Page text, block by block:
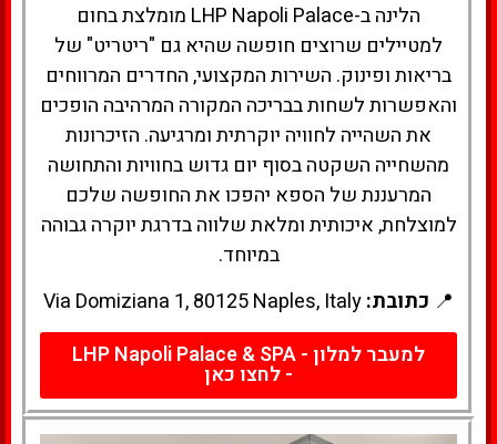
הלינה ב-LHP Napoli Palace מומלצת בחום
למטיילים שרוצים חופשה שהיא גם "ריטריט" של
בריאות ופינוק. השירות המקצועי, החדרים המרווחים
והאפשרות לשחות בבריכה המקורה המרהיבה הופכים
את השהייה לחוויה יוקרתית ומרגיעה. הזיכרונות
מהשחייה השקטה בסוף יום גדוש בחוויות והתחושה
המרעננת של הספא יהפכו את החופשה שלכם
למוצלחת, איכותית ומלאת שלווה בדרגת יוקרה גבוהה
במיוחד.
📍 כתובת:
למעבר למלון - LHP Napoli Palace & SPA
- לחצו כאן